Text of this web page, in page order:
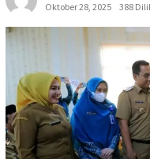
Oktober 28, 2025
388